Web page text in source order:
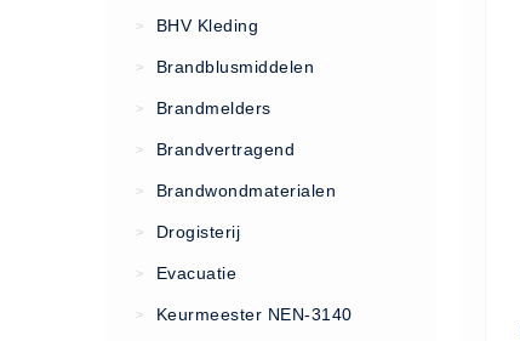
Inspectiecentrale
Ons Team
Nieuws
Contact
> BHV Kleding
> Brandblusmiddelen
> Brandmelders
> Brandvertragend
> Brandwondmaterialen
> Drogisterij
> Evacuatie
> Keurmeester NEN-3140